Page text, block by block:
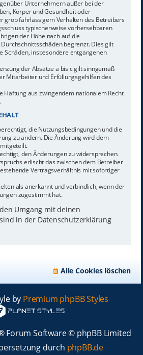
Unternehmern außer bei der
Körper und Gesundheit oder
grob fahrlässigem Verhalten des Betreibers
typischerweise vorhersehbaren
der Höhe nach auf die
begrenzt. Dies gilt
Schäden, insbesondere entgangenen
der Absätze a bis c gilt sinngemäß
Mitarbeiter und Erfüllungsgehilfen des
Haftung aus zwingendem nationalem Recht
die Nutzungsbedingungen und die
zu ändern. Die Änderung wird dem
den Änderungen zu widersprechen.
erlischt das zwischen dem Betreiber
Vertragsverhältnis mit sofortiger
als anerkannt und verbindlich, wenn der
zugestimmt hat.
Umgang mit deinen
in der Datenschutzerklärung
Alle Cookies löschen
by Premium phpBB Styles
Forum Software © phpBB Limited
durch phpBB.de